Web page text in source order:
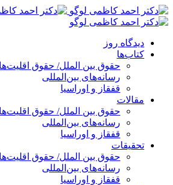
پرش
به
دیدگاه روز
کتاب‌ها
حقوق بین الملل/ حقوق
رسانه‌های بین‌المللی
قفقاز و اوراسیا
مقالات
حقوق بین الملل/ حقوق
رسانه‌های بین‌المللی
قفقاز و اوراسیا
تحقیقات
حقوق بین الملل/ حقوق
رسانه‌های بین‌المللی
قفقاز و اوراسیا